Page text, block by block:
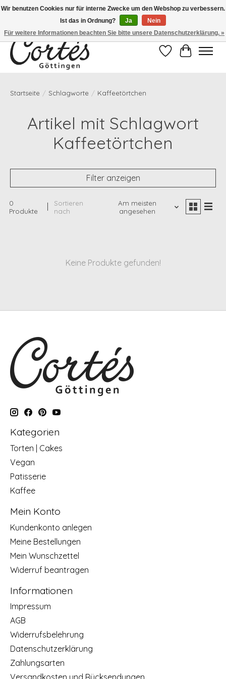
Eines der besten Cafés Deutschlands!
Wunschzettel
Ihr
Startseite / Schlagworte / Kaffeetörtchen
Artikel mit Schlagwort
Kaffeetörtchen
Filter anzeigen
0
Produkte
Sortieren
nach
Am meisten
angesehen
Keine Produkte gefunden!
Kategorien
Torten | Cakes
Vegan
Patisserie
Kaffee
Mein Konto
Kundenkonto anlegen
Meine Bestellungen
Mein Wunschzettel
Widerruf beantragen
Informationen
Impressum
AGB
Widerrufsbelehrung
Datenschutzerklärung
Zahlungsarten
Wir benutzen Cookies nur für interne Zwecke um den Webshop zu verbessern.
Ist das in Ordnung?
Ja
Nein
Für weitere Informationen beachten Sie bitte unsere Datenschutzerklärung. »